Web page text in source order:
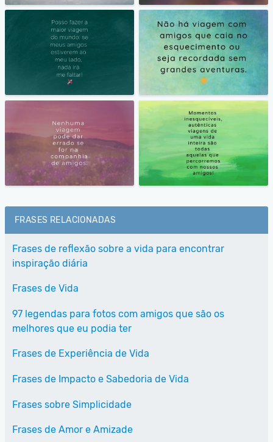
FRASES RELACIONADAS
Frases de reflexão sobre a vida para encontrar
inspiração diária
Frases de Vida
97 legendas para fotos com amigos que são os
melhores que eu podia ter
Frases de Experiência de Vida
Frases de Impacto e Sabedoria de Vida
Frases sobre Simplicidade
Frases de Amor e Amizade